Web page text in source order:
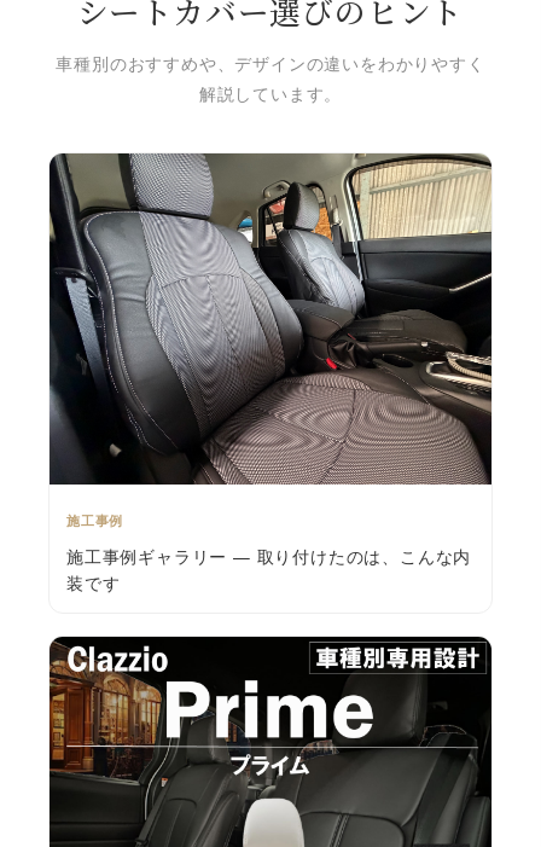
シートカバー選びのヒント
車種別のおすすめや、デザインの違いをわかりやすく
解説しています。
施工事例
施工事例ギャラリー — 取り付けたのは、こんな内
装です